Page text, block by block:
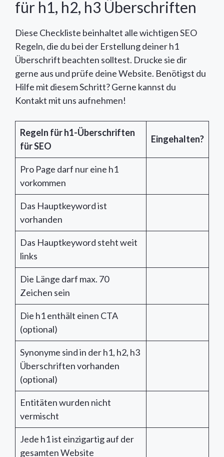
für h1, h2, h3 Überschriften
Diese Checkliste beinhaltet alle wichtigen SEO
Regeln, die du bei der Erstellung deiner h1
Überschrift beachten solltest. Drucke sie dir
gerne aus und prüfe deine Website. Benötigst du
Hilfe mit diesem Schritt? Gerne kannst du
Kontakt mit uns aufnehmen!
Regeln für h1-Überschriften
für SEO
Eingehalten?
Pro Page darf nur eine h1
vorkommen
Das Hauptkeyword ist
vorhanden
Das Hauptkeyword steht weit
links
Die Länge darf max. 70
Zeichen sein
Die h1 enthält einen CTA
(optional)
Synonyme sind in der h1, h2, h3
Überschriften vorhanden
(optional)
Entitäten wurden nicht
vermischt
Jede h1 ist einzigartig auf der
gesamten Website